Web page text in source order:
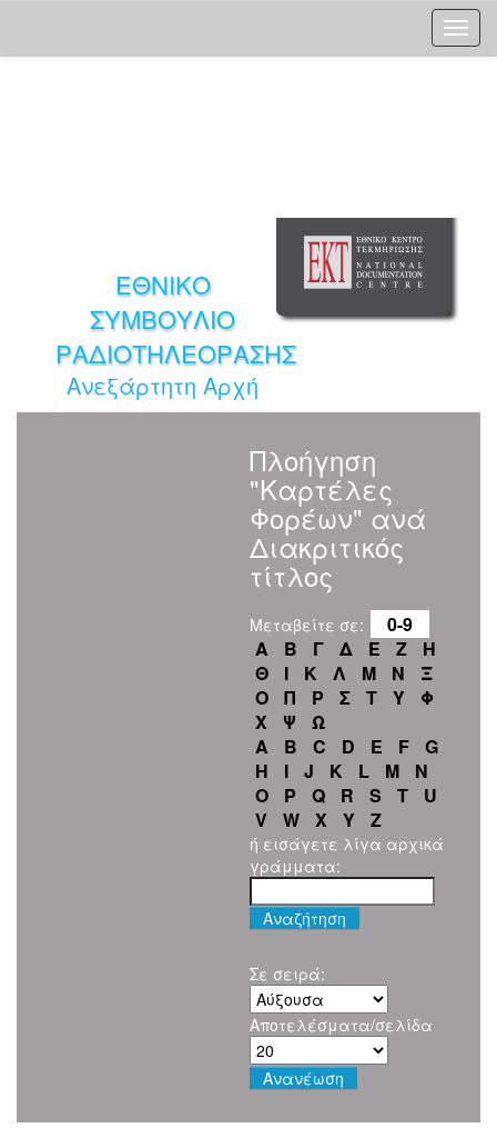
ΕΘΝΙΚΟ
ΣΥΜΒΟΥΛΙΟ
ΡΑΔΙΟΤΗΛΕΟΡΑΣΗΣ
Ανεξάρτητη Αρχή
Πλοήγηση
"Καρτέλες
Φορέων" ανά
Διακριτικός
τίτλος
Μεταβείτε σε:
0-9
Α
Β Γ Δ Ε Ζ
Η
Θ
Ι Κ Λ Μ Ν
Ξ
Ο
Π Ρ Σ Τ Υ
Φ
Χ
Ψ
Ω
A
B C D E F
G
H
I J K L M
N
O
P Q R S T
U
V
W X Y Z
ή εισάγετε λίγα αρχικά
γράμματα:
Σε σειρά:
Αποτελέσματα/σελίδα